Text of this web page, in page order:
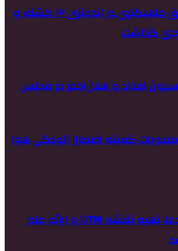
واژگونی قایق ماهیگیری در اندونزی ۳ کشته و
امداد و هلال‌احمر در مجلس
کمیته اضطرار آلودگی هوا
جزئیات ثبت ادعا، تهیه نقشه UTM و ارائه مادر